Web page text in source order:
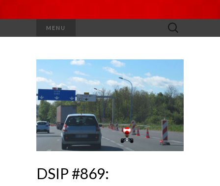
MENU Rechercher :
DSIP #869: